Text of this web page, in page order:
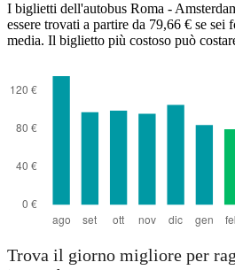
I biglietti dell'autobus Roma -
essere trovati a partire da 79,66 € se sei
media. Il biglietto più costoso può
Trova il giorno migliore per